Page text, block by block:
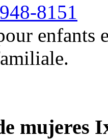
8151
enfants
mujeres